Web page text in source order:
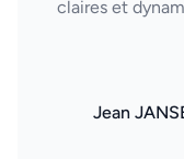
claires et
Jean